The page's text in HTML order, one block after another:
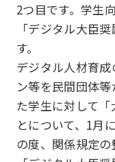
2つ目です。学生
「デジタル大臣
す。
デジタル人材育
ン等を民間団体
た学生に対して
とについて、1月
の度、関係規定